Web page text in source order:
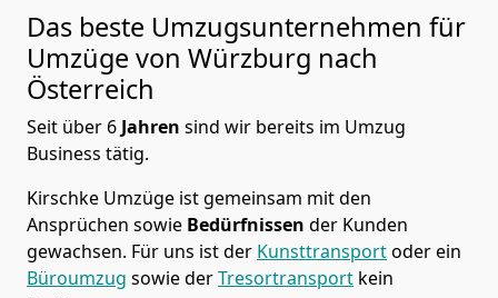
Das beste Umzugsunternehmen für
Umzüge von Würzburg nach
Österreich
Seit über 6 Jahren sind wir bereits im Umzug
Business tätig.
Kirschke Umzüge ist gemeinsam mit den
Ansprüchen sowie Bedürfnissen der Kunden
gewachsen. Für uns ist der Kunsttransportoder ein
Büroumzug sowie derTresortransport kein